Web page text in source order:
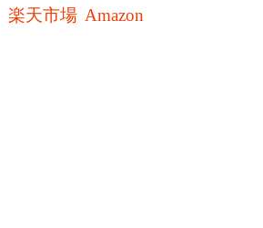
楽天市場 Amazon